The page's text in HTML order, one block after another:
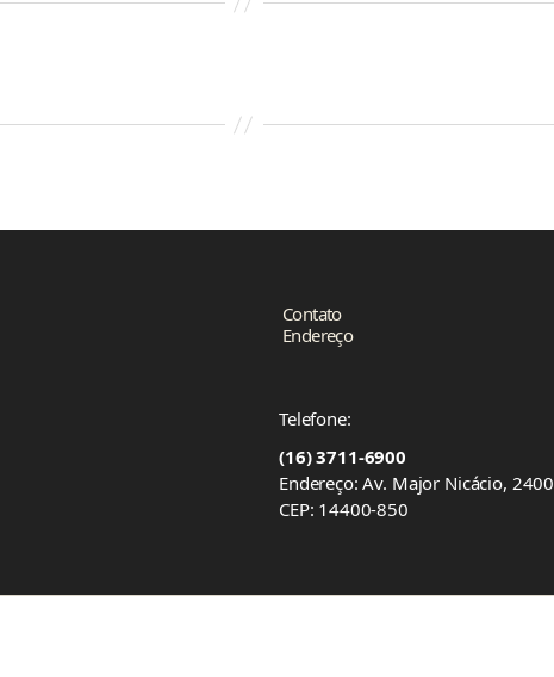
Contato
Endereço
Telefone:
(16) 3711-6900
Endereço: Av. Major Nicácio, 2400
CEP: 14400-850